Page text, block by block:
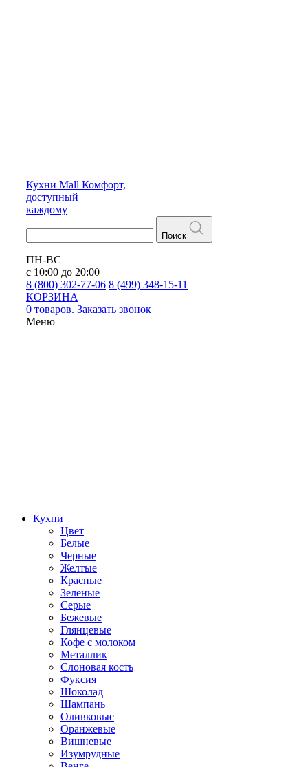
Кухни Mall Комфорт,
доступный
каждому
Поиск
ПН-ВС
с 10:00 до 20:00
8 (800) 302-77-06 8 (499) 348-15-11
КОРЗИНА
0 товаров. Заказать звонок
Меню
Кухни
Цвет
Белые
Черные
Желтые
Красные
Зеленые
Серые
Бежевые
Глянцевые
Кофе с молоком
Металлик
Слоновая кость
Фуксия
Шоколад
Шампань
Оливковые
Оранжевые
Вишневые
Изумрудные